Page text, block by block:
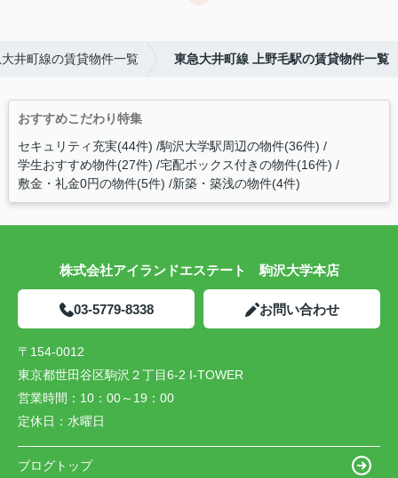
井町線の賃貸物件一覧 東急大井町線 上野毛駅の賃貸物件一覧
おすすめこだわり特集
セキュリティ充実(44件) 駒沢大学駅周辺の物件(36件)
学生おすすめ物件(27件) 宅配ボックス付きの物件(16件)
敷金・礼金0円の物件(5件) 新築・築浅の物件(4件)
株式会社アイランドエステート 駒沢大学本店
03-5779-8338 お問い合わせ
〒154-0012
東京都世田谷区駒沢２丁目6-2 I-TOWER
営業時間： 10：00～19：00
定休日： 水曜日
ブログトップ